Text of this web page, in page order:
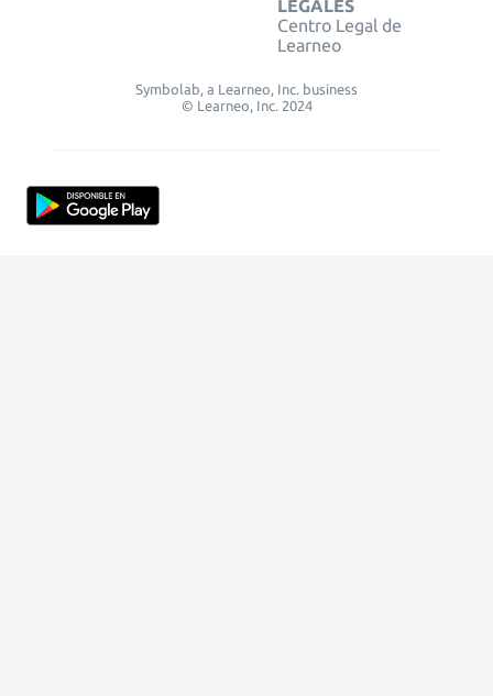
LEGALES
Centro Legal de
Learneo
Symbolab, a Learneo, Inc. business
© Learneo, Inc. 2024